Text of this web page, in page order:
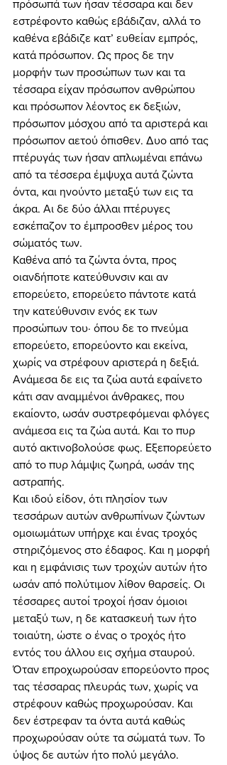
πρόσωπά των ήσαν τέσσαρα και δεν
εστρέφοντο καθώς εβάδιζαν, αλλά το
καθένα εβάδιζε κατ’ ευθείαν εμπρός,
κατά πρόσωπον. Ως προς δε την
μορφήν των προσώπων των και τα
τέσσαρα είχαν πρόσωπον ανθρώπου
και πρόσωπον λέοντος εκ δεξιών,
πρόσωπον μόσχου από τα αριστερά και
πρόσωπον αετού όπισθεν. Δυο από τας
πτέρυγάς των ήσαν απλωμέναι επάνω
από τα τέσσερα έμψυχα αυτά ζώντα
όντα, και ηνούντο μεταξύ των εις τα
άκρα. Αι δε δύο άλλαι πτέρυγες
εσκέπαζον το έμπροσθεν μέρος του
σώματός των.
Καθένα από τα ζώντα όντα, προς
οιανδήποτε κατεύθυνσιν και αν
επορεύετο, επορεύετο πάντοτε κατά
την κατεύθυνσιν ενός εκ των
προσώπων του· όπου δε το πνεύμα
επορεύετο, επορεύοντο και εκείνα,
χωρίς να στρέφουν αριστερά η δεξιά.
Ανάμεσα δε εις τα ζώα αυτά εφαίνετο
κάτι σαν αναμμένοι άνθρακες, που
εκαίοντο, ωσάν συστρεφόμεναι φλόγες
ανάμεσα εις τα ζώα αυτά. Και το πυρ
αυτό ακτινοβολούσε φως. Εξεπορεύετο
από το πυρ λάμψις ζωηρά, ωσάν της
αστραπής.
Και ιδού είδον, ότι πλησίον των
τεσσάρων αυτών ανθρωπίνων ζώντων
ομοιωμάτων υπήρχε και ένας τροχός
στηριζόμενος στο έδαφος. Και η μορφή
και η εμφάνισις των τροχών αυτών ήτο
ωσάν από πολύτιμον λίθον θαρσείς. Οι
τέσσαρες αυτοί τροχοί ήσαν όμοιοι
μεταξύ των, η δε κατασκευή των ήτο
τοιαύτη, ώστε ο ένας ο τροχός ήτο
εντός του άλλου εις σχήμα σταυρού.
Όταν επροχωρούσαν επορεύοντο προς
τας τέσσαρας πλευράς των, χωρίς να
στρέφουν καθώς προχωρούσαν. Και
δεν έστρεφαν τα όντα αυτά καθώς
προχωρούσαν ούτε τα σώματά των. Το
ύψος δε αυτών ήτο πολύ μεγάλο.